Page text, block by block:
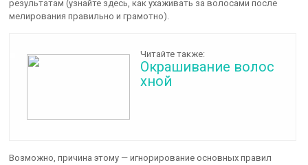
результатам (узнайте здесь, как ухаживать за волосами после
мелирования правильно и грамотно).
Читайте также:
Окрашивание волос
хной
Возможно, причина этому — игнорирование основных правил